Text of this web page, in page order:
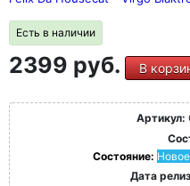
Есть в наличии
2399 руб. В
Артикул:
Состояние:
Дата